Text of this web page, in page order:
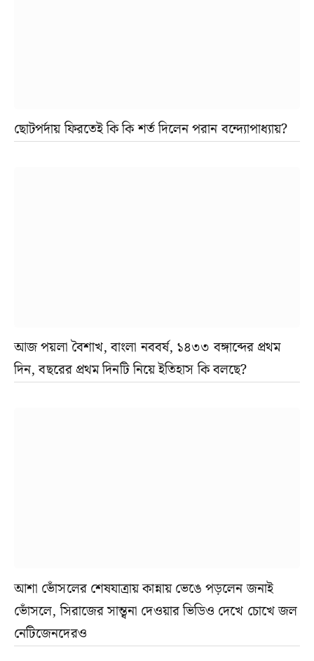
ছোটপর্দায় ফিরতেই কি কি শর্ত দিলেন পরান বন্দ্যোপাধ্যায়?
আজ পয়লা বৈশাখ, বাংলা নববর্ষ, ১৪৩৩ বঙ্গাব্দের প্রথম
দিন, বছরের প্রথম দিনটি নিয়ে ইতিহাস কি বলছে?
আশা ভোঁসলের শেষযাত্রায় কান্নায় ভেঙে পড়লেন জনাই
ভোঁসলে, সিরাজের সান্ত্বনা দেওয়ার ভিডিও দেখে চোখে জল
নেটিজেনদেরও